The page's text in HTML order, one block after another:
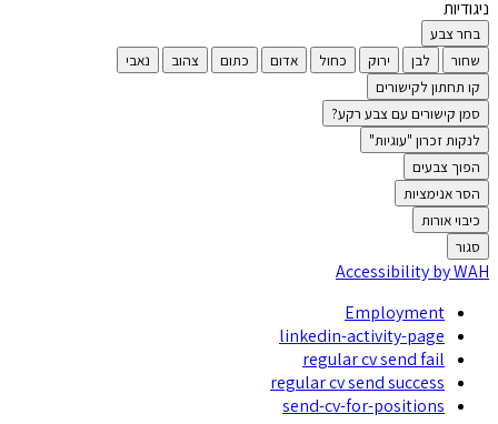
ניגודיות
בחר צבע
שחור
לבן ירוק כחול אדום כתום צהוב
נאבי
קו תחתון לקישורים
סמן קישורים עם צבע רקע?
לנקות זכרון "עוגיות"
הפוך צבעים
הסר אנימציות
כיבוי אורות
סגור
Accessibility by WAH
Employment
linkedin-activity-page
regular cv send fail
regular cv send success
send-cv-for-positions